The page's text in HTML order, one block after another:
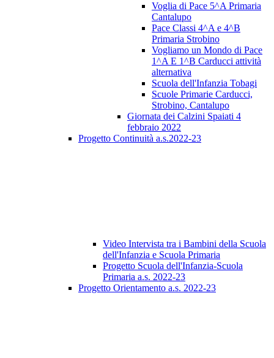
Voglia di Pace 5^A Primaria
Cantalupo
Pace Classi 4^A e 4^B
Primaria Strobino
Vogliamo un Mondo di Pace
1^A E 1^B Carducci attività
alternativa
Scuola dell'Infanzia Tobagi
Scuole Primarie Carducci,
Strobino, Cantalupo
Giornata dei Calzini Spaiati 4
febbraio 2022
Progetto Continuità a.s.2022-23
Video Intervista tra i Bambini della Scuola
dell'Infanzia e Scuola Primaria
Progetto Scuola dell'Infanzia-Scuola
Primaria a.s. 2022-23
Progetto Orientamento a.s. 2022-23